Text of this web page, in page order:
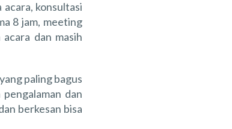
konsultasi
8 jam, meeting
dan masih
paling bagus
dan
berkesan bisa